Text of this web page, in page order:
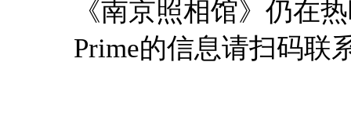
《南京照相馆》仍在
Prime的信息请扫码联